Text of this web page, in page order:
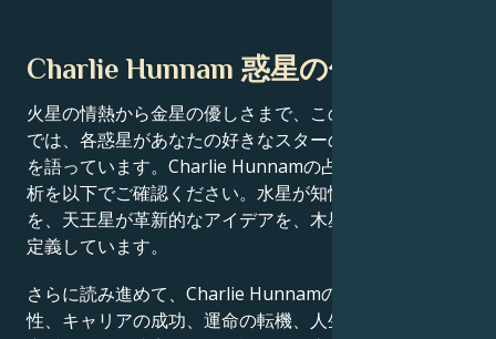
Charlie Hunnam 惑星の位置
火星の情熱から金星の優しさまで、この有名人の出生図
では、各惑星があなたの好きなスターの成功物語の一端
を語っています。Charlie Hunnamの占星術チャート分
析を以下でご確認ください。水星が知性を、土星が規律
を、天王星が革新的なアイデアを、木星が運をそれぞれ
定義しています。
さらに読み進めて、Charlie Hunnamの才能、カリスマ
性、キャリアの成功、運命の転機、人生の道筋、そして